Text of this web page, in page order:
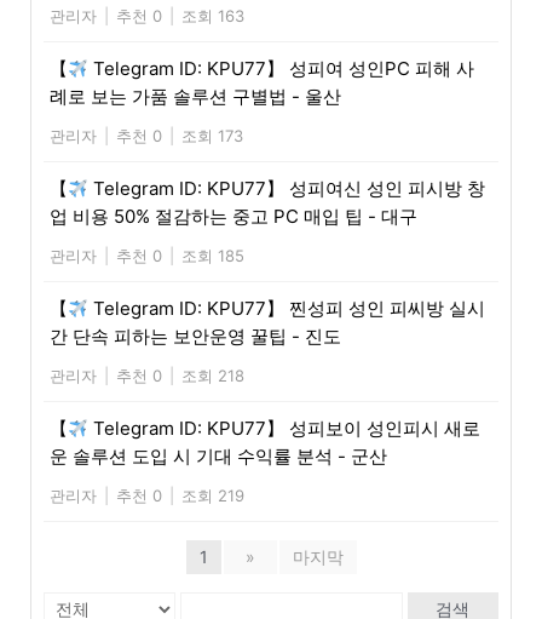
관리자 추천 0 조회 163
【
Telegram ID: KPU77】 성피여 성인PC 피해 사
례로 보는 가품 솔루션 구별법 - 울산
관리자 추천 0 조회 173
【
Telegram ID: KPU77】 성피여신 성인 피시방 창
업 비용 50% 절감하는 중고 PC 매입 팁 - 대구
관리자 추천 0 조회 185
【
Telegram ID: KPU77】 찐성피 성인 피씨방 실시
간 단속 피하는 보안운영 꿀팁 - 진도
관리자 추천 0 조회 218
【
Telegram ID: KPU77】 성피보이 성인피시 새로
운 솔루션 도입 시 기대 수익률 분석 - 군산
관리자 추천 0 조회 219
1 » 마지막
검색